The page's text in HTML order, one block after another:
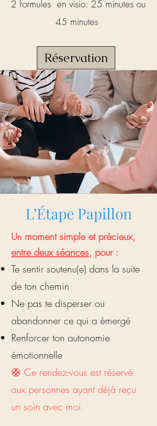
2 formules en visio: 25 minutes ou
45 minutes
Réservation
L’Étape Papillon
Un moment simple et précieux,
entre deux séances, pour :
Te sentir soutenu(e) dans la suite
de ton chemin
Ne pas te disperser ou
abandonner ce qui a émergé
Renforcer ton autonomie
émotionnelle
🛟 Ce rendez-vous est réservé
aux personnes ayant déjà reçu
un soin avec moi.